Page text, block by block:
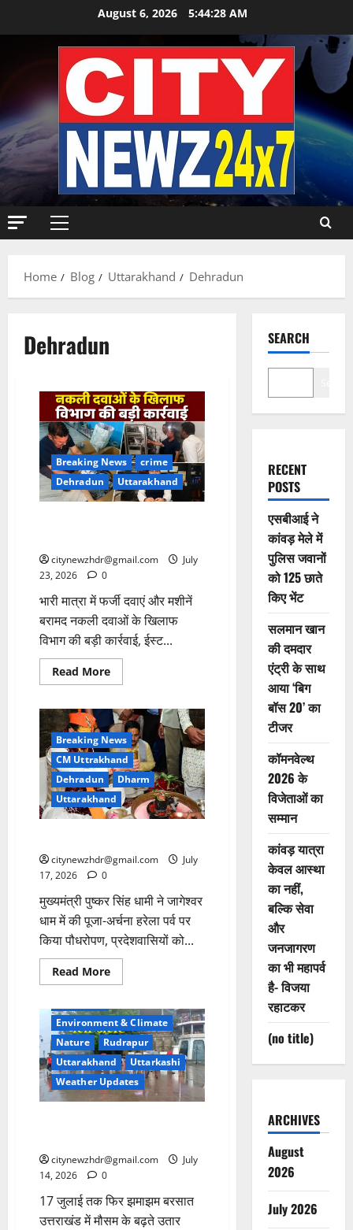
August 6, 2026 5:44:29 AM
Primary
Home
Blog Uttarakhand Dehradun
Dehradun
Breaking News
crime
Dehradun
Uttarakhand
citynewzhdr@gmail.com
July
23, 2026
0
भारी मात्रा में फर्जी दवाएं और मशीनें
बरामद नकली दवाओं के खिलाफ
विभाग की बड़ी कार्रवाई, ईस्ट...
Read MoreRead
more
में
नकली
दवाओं
का
बड़ा
भंडाफोड़
Breaking News
CM Uttrakhand
Dehradun
Dharm
Uttarakhand
citynewzhdr@gmail.com
July
17, 2026
0
मुख्यमंत्री पुष्कर सिंह धामी ने जागेश्वर
धाम में की पूजा-अर्चना हरेला पर्व पर
किया पौधरोपण, प्रदेशवासियों को...
Read MoreRead
more
मेले
का
हुआ
शुभारंभ
Breaking News
Environment & Climate
Nature
Rudrapur
Uttarakhand
Uttarkashi
Weather Updates
citynewzhdr@gmail.com
July
14, 2026
0
17 जुलाई तक फिर झमाझम बरसात
उत्तराखंड में मौसम के बढ़ते उतार
SEARCH
RECENT
POSTS
एसबीआई ने
कांवड़ मेले में
पुलिस जवानों
को 125 छाते
किए भेंट
सलमान खान
की दमदार
एंट्री के साथ
आया ‘बिग
बॉस 20’ का
टीजर
कॉमनवेल्थ
2026 के
विजेताओं का
सम्मान
कांवड़ यात्रा
केवल आस्था
का नहीं,
बल्कि सेवा
और
जनजागरण
का भी महापर्व
है- विजया
रहाटकर
(no title)
ARCHIVES
August
2026
July 2026